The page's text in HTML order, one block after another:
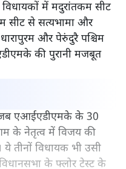
में मदुरांतकम सीट
सीट से सत्यभामा और
और पेरुंदुरै पश्चिम
की पुरानी मजबूत
जब एआईएडीएमके के 30
के नेतृत्व में विजय की
ये तीनों विधायक भी उसी
के फ्लोर टेस्ट के